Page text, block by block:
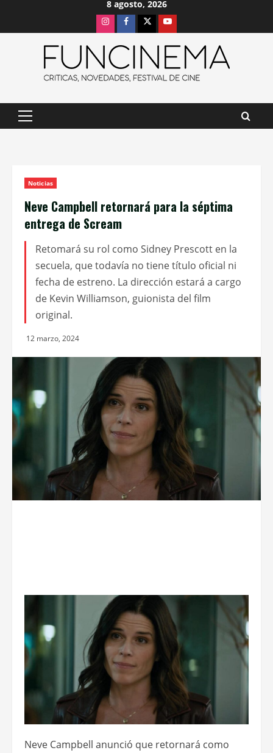
8 agosto, 2026
InstagramFacebook
X Youtube
Menú
Noticias
Neve Campbell retornará para la séptima
entrega de Scream
Retomará su rol como Sidney Prescott en la
secuela, que todavía no tiene título oficial ni
fecha de estreno. La dirección estará a cargo
de Kevin Williamson, guionista del film
original.
12 marzo, 2024
Neve Campbell anunció que retornará como